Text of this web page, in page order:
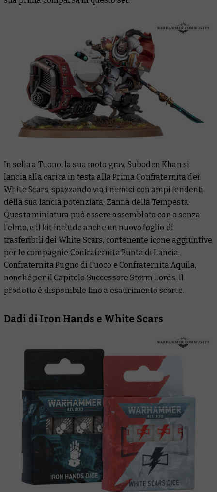
In sella a Tuono, la sua moto grav, Suboden Khan si
lancia alla carica in testa alla Prima Confraternita dei
White Scars, spazzando via i nemici con ampi fendenti
della sua lancia potenziata, Zanna della Tempesta.
Questa miniatura può essere assemblata con o senza
l’elmo, e il kit include anche un nuovo foglio di
trasferibili dei White Scars, contenente icone aggiuntive
per le compagnie Confraternita Punta di Lancia,
Confraternita Pugno di Fuoco e Confraternita Aquila,
nonché per il Capitolo Successore Storm Lords. Il
prodotto è disponibile fino a esaurimento scorte.
Dadi di Iron Hands e White Scars